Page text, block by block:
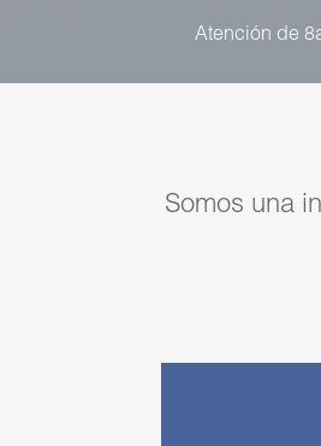
Atención de
Somos una